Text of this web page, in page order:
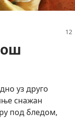
уз друго
снажан
под бледом,